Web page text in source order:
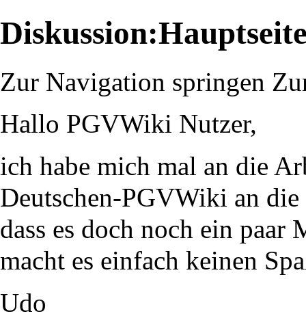
Zur Navigation springen
Hallo PGVWiki Nutzer,
ich habe mich mal an die
Deutschen-PGVWiki an
dass es doch noch ein
macht es einfach keinen
Udo